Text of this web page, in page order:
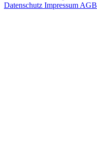
Datenschutz Impressum AGB